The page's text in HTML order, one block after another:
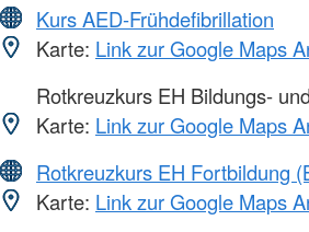
Kurs AED-Frühdefibrillation
Karte: Link zur Google Maps
Rotkreuzkurs EH Bildungs-
Karte: Link zur Google Maps
Rotkreuzkurs EH Fortbildung
Karte: Link zur Google Maps